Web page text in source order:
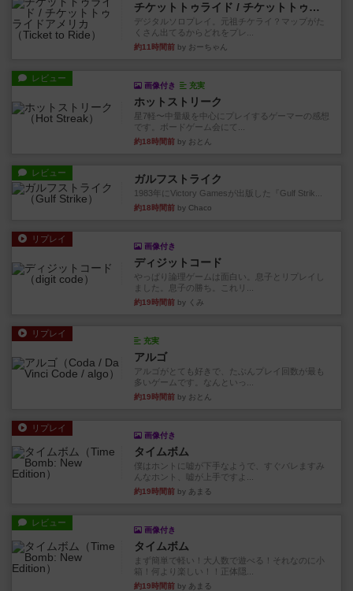
チケットトゥライド / チケットトゥライドアメリカ
デジタルソロプレイ。元祖チケライ？マップがた
くさん出てるからどれをプレ...
約11時間前 by おーちゃん
レビュー
画像付き 充実
ホットストリーク
星7軽〜中量級を中心にプレイするゲーマーの感想
です。ボードゲーム会にて...
約18時間前 by おとん
レビュー ガルフストライク
1983年にVictory Gamesが出版した『Gulf Strik...
約18時間前 by Chaco
リプレイ
画像付き
ディジットコード
やっぱり論理ゲームは面白い。息子とリプレイし
ました。息子の勝ち。これリ...
約19時間前 by くみ
リプレイ
充実
アルゴ
アルゴがとても好きで、たぶんプレイ回数が最も
多いゲームです。なんといっ...
約19時間前 by おとん
リプレイ
画像付き
タイムボム
僕はホントに嘘が下手なようで、すぐバレますみ
んなホント、嘘が上手ですよ...
約19時間前 by あまる
レビュー
画像付き
タイムボム
まず簡単で軽い！大人数で遊べる！それなのに小
箱！何より楽しい！！正体隠...
約19時間前 by あまる